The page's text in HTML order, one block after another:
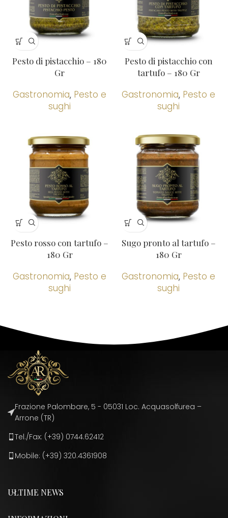
Pesto di pistacchio – 180
Gr
Gastronomia, Pesto e
sughi
Pesto di pistacchio con
tartufo – 180 Gr
Gastronomia, Pesto e
sughi
Pesto rosso con tartufo –
180 Gr
Gastronomia, Pesto e
sughi
Sugo pronto al tartufo –
180 Gr
Gastronomia, Pesto e
sughi
Frazione Palombare, 5 - 05031 Loc. Acquasolfurea –
Arrone (TR)
Tel./Fax: (+39) 0744.62412
Mobile: (+39) 320.4361908
ULTIME NEWS